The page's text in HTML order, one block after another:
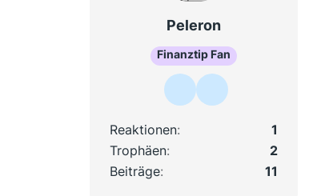
Peleron
Finanztip Fan
Reaktionen
1
Trophäen
2
Beiträge
11